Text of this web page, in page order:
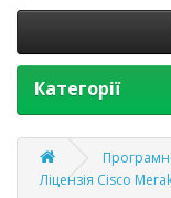
Категорії
Ліцензія Cisco